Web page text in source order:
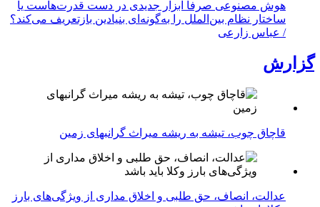
هوش مصنوعی صرفاً ابزار جدیدی در دست قدرت‌هاست یا
ساختار نظام بین‌الملل را به‌گونه‌ای بنیادین بازتعریف می‌کند؟
/ عباس زارعی
گزارش
قاچاق چوب، تیشه به ریشه میراث گرانبهای زمین
عدالت، انصاف، حق طلبی و اخلاق مداری از ویژگی‌های بارز